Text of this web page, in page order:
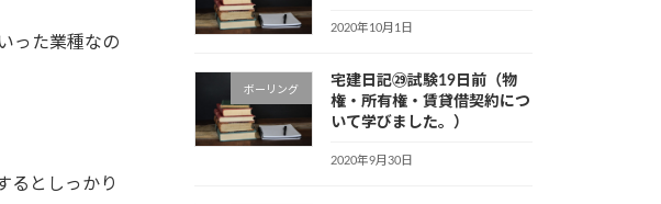
った業種なの
るとしっかり
2020年10月1日
ボーリング
宅建日記㉙試験19日前（物
権・所有権・賃貸借契約につ
いて学びました。）
2020年9月30日